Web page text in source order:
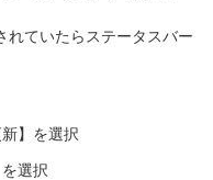
れていたらステータスバー
】を選択
選択